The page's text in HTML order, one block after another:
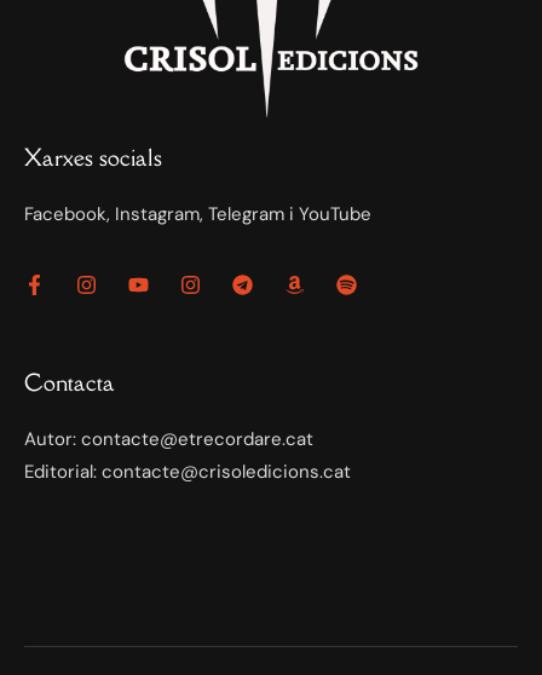
Xarxes socials
Facebook, Instagram, Telegram i YouTube
Contacta
Autor: contacte@etrecordare.cat
Editorial: contacte@crisoledicions.cat